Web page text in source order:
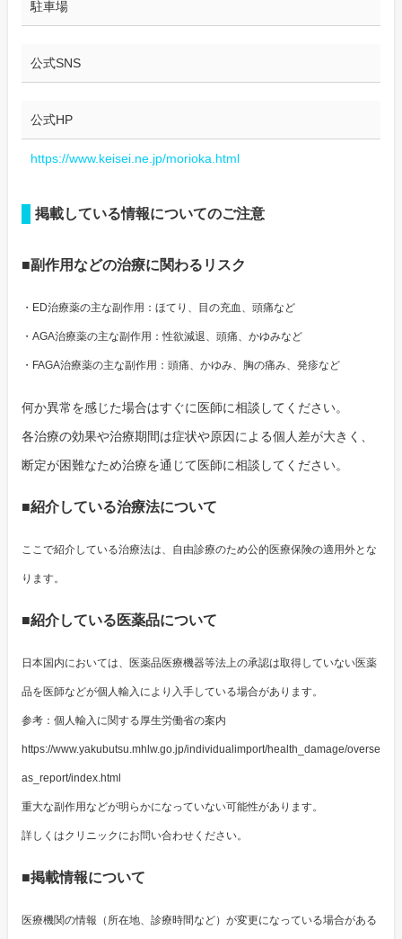
駐車場
公式SNS
公式HP
https://www.keisei.ne.jp/morioka.html
掲載している情報についてのご注意
■副作用などの治療に関わるリスク
・ED治療薬の主な副作用：ほてり、目の充血、頭痛など
・AGA治療薬の主な副作用：性欲減退、頭痛、かゆみなど
・FAGA治療薬の主な副作用：頭痛、かゆみ、胸の痛み、発疹など
何か異常を感じた場合はすぐに医師に相談してください。
各治療の効果や治療期間は症状や原因による個人差が大きく、
断定が困難なため治療を通じて医師に相談してください。
■紹介している治療法について
ここで紹介している治療法は、自由診療のため公的医療保険の適用外とな
ります。
■紹介している医薬品について
日本国内においては、医薬品医療機器等法上の承認は取得していない医薬
品を医師などが個人輸入により入手している場合があります。
参考：個人輸入に関する厚生労働省の案内
https://www.yakubutsu.mhlw.go.jp/individualimport/health_damage/overse
as_report/index.html
重大な副作用などが明らかになっていない可能性があります。
詳しくはクリニックにお問い合わせください。
■掲載情報について
医療機関の情報（所在地、診療時間など）が変更になっている場合がある